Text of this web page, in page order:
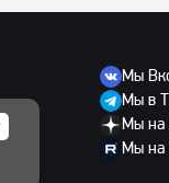
Мы
Мы в
Мы на
Мы на